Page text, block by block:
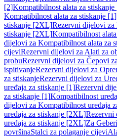
[2]Kompatibilnost alata za
Kompatibilnost alata za stiskanje
stiskanje [2XL]Rezervni dijelovi za
stiskanje [2XL]Kompatibilnost
dijelovi za Kompatibilnost alata za
cijeviRezervni dijelovi za Alati za
probuRezervni dijelovi za Čepovi
ispitivanjeRezervni dijelovi za
za stiskanjeRezervni dijelovi za
uređaja za stiskanje [1]Rezervni
za stiskanje [1]Kompatibilnost
dijelovi za Kompatibilnost uređaja
uređaja za stiskanje [2XL]Rezervni
uređaja za stiskanje [2XL]Za
površinaStalci za polaganje cijevi